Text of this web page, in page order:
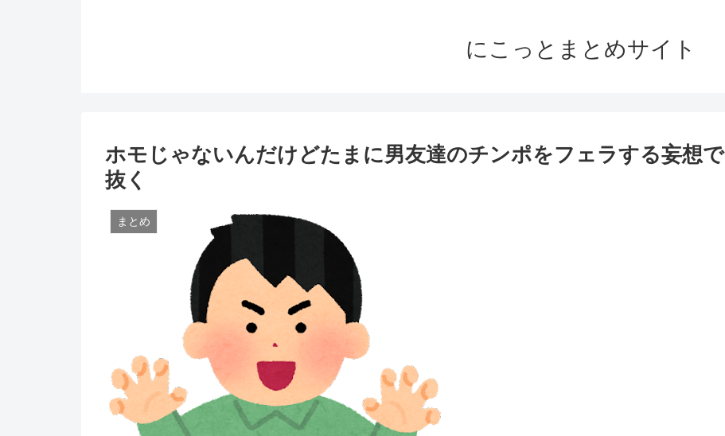
にこっとまとめサイト
ホモじゃないんだけどたまに男友達のチンポをフェラする妄想で
抜く
まとめ